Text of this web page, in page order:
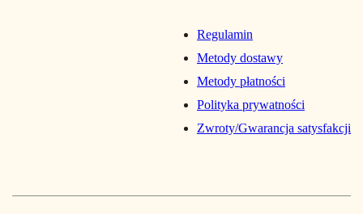
Regulamin
Metody dostawy
Metody płatności
Polityka prywatności
Zwroty/Gwarancja satysfakcji